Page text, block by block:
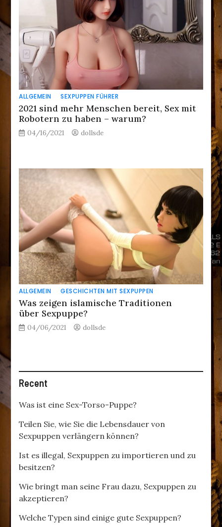
ALLGEMEIN SEXPUPPEN FÜHRER
2021 sind mehr Menschen bereit, Sex mit
Robotern zu haben – warum?
04/16/2021 dollsde
ALLGEMEIN GESCHICHTEN MIT SEXPUPPEN
Was zeigen islamische Traditionen
über Sexpuppe?
04/06/2021 dollsde
Recent
Was ist eine Sex-Torso-Puppe?
Teilen Sie, wie Sie die Lebensdauer von
Sexpuppen verlängern können?
Ist es illegal, Sexpuppen zu importieren und zu
besitzen?
Wie bringt man seine Frau dazu, Sexpuppen zu
akzeptieren?
Welche Typen sind einige gute Sexpuppen?